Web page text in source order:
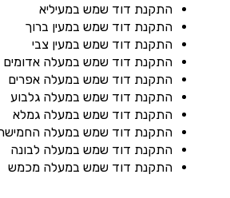
התקנת דוד שמש במעיליא
התקנת דוד שמש במעין ברוך
התקנת דוד שמש במעין צבי
התקנת דוד שמש במעלה אדומים
התקנת דוד שמש במעלה אפרים
התקנת דוד שמש במעלה גלבוע
התקנת דוד שמש במעלה גמלא
התקנת דוד שמש במעלה
התקנת דוד שמש במעלה לבונה
התקנת דוד שמש במעלה מכמש